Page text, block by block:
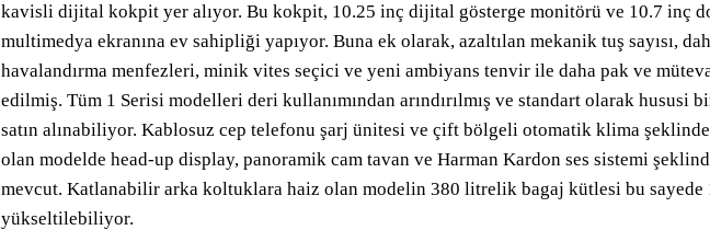
kavisli dijital kokpit yer alıyor. Bu kokpit, 10.25 inç dijital gösterge monitörü ve 10.7 inç
multimedya ekranına ev sahipliği yapıyor. Buna ek olarak, azaltılan mekanik tuş sayısı,
havalandırma menfezleri, minik vites seçici ve yeni ambiyans tenvir ile daha pak ve
edilmiş. Tüm 1 Serisi modelleri deri kullanımından arındırılmış ve standart olarak hususi
satın alınabiliyor. Kablosuz cep telefonu şarj ünitesi ve çift bölgeli otomatik klima
olan modelde head-up display, panoramik cam tavan ve Harman Kardon ses sistemi
mevcut. Katlanabilir arka koltuklara haiz olan modelin 380 litrelik bagaj kütlesi bu sayede
yükseltilebiliyor.